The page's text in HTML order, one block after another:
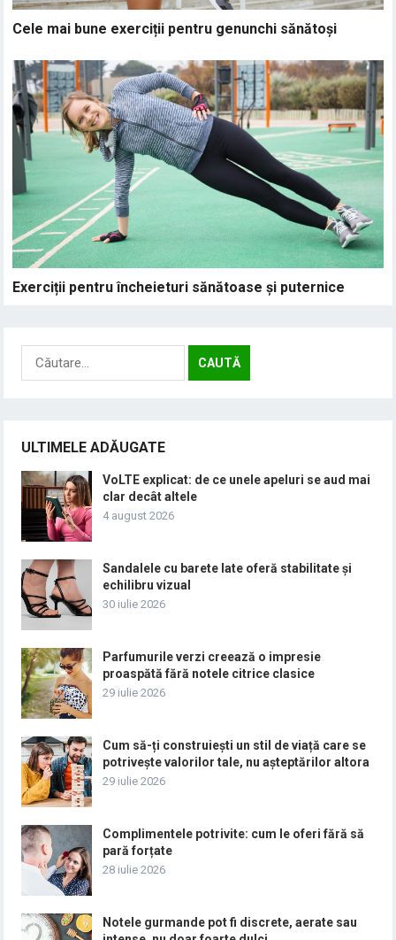
Cele mai bune exerciții pentru genunchi sănătoși
Exerciții pentru încheieturi sănătoase și puternice
după:
ULTIMELE ADĂUGATE
VoLTE explicat: de ce unele apeluri se aud mai
clar decât altele
4 august 2026
Sandalele cu barete late oferă stabilitate și
echilibru vizual
30 iulie 2026
Parfumurile verzi creează o impresie
proaspătă fără notele citrice clasice
29 iulie 2026
Cum să-ți construiești un stil de viață care se
potrivește valorilor tale, nu așteptărilor altora
29 iulie 2026
Complimentele potrivite: cum le oferi fără să
pară forțate
28 iulie 2026
Notele gurmande pot fi discrete, aerate sau